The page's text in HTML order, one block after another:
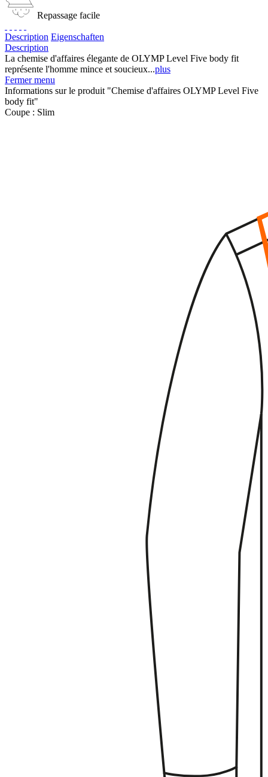
Repassage facile
Description Eigenschaften
Description
La chemise d'affaires élegante de OLYMP Level Five body fit
représente l'homme mince et soucieux...plus
Fermer menu
Informations sur le produit "Chemise d'affaires OLYMP Level Five
body fit"
Coupe : Slim